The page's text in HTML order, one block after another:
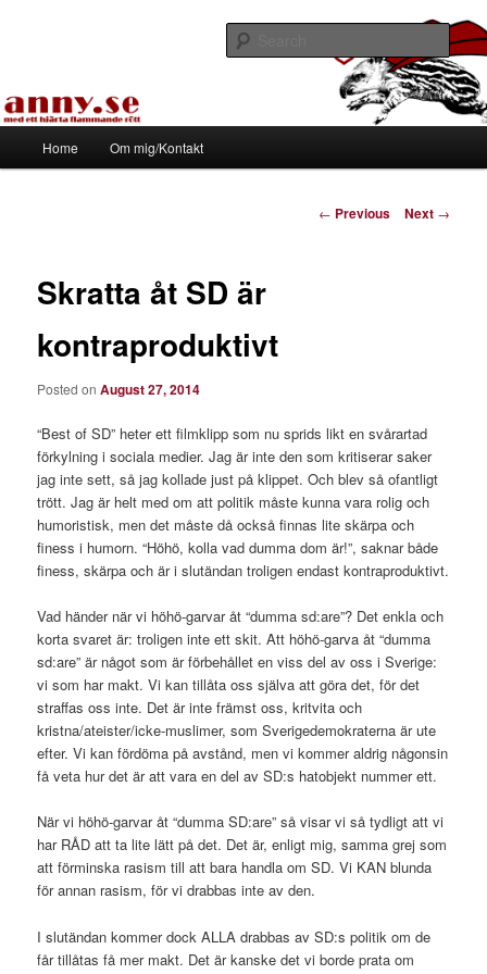
Tapirhen
Home Om mig/Kontakt
Post
← Previous Next →
Skratta åt SD är
kontraproduktivt
Posted onAugust 27, 2014
“Best of SD” heter ett filmklipp som nu sprids likt en svårartad
förkylning i sociala medier. Jag är inte den som kritiserar saker
jag inte sett, så jag kollade just på klippet. Och blev så ofantligt
trött. Jag är helt med om att politik måste kunna vara rolig och
humoristisk, men det måste då också finnas lite skärpa och
finess i humorn. “Höhö, kolla vad dumma dom är!”, saknar både
finess, skärpa och är i slutändan troligen endast kontraproduktivt.
Vad händer när vi höhö-garvar åt “dumma sd:are”? Det enkla och
korta svaret är: troligen inte ett skit. Att höhö-garva åt “dumma
sd:are” är något som är förbehållet en viss del av oss i Sverige:
vi som har makt. Vi kan tillåta oss själva att göra det, för det
straffas oss inte. Det är inte främst oss, kritvita och
kristna/ateister/icke-muslimer, som Sverigedemokraterna är ute
efter. Vi kan fördöma på avstånd, men vi kommer aldrig någonsin
få veta hur det är att vara en del av SD:s hatobjekt nummer ett.
När vi höhö-garvar åt “dumma SD:are” så visar vi så tydligt att vi
har RÅD att ta lite lätt på det. Det är, enligt mig, samma grej som
att förminska rasism till att bara handla om SD. Vi KAN blunda
för annan rasism, för vi drabbas inte av den.
I slutändan kommer dock ALLA drabbas av SD:s politik om de
får tillåtas få mer makt. Det är kanske det vi borde prata om